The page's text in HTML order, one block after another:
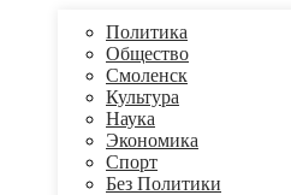
Политика
Общество
Смоленск
Культура
Наука
Экономика
Спорт
Без Политики